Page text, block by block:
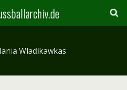
Wladikawkas